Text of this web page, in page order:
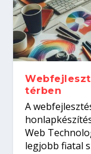
Kitalálod,
gépeket?
Nem
Tanulj
amikor
Digitális
telefon
térben
A
Web
legjobb fiatal